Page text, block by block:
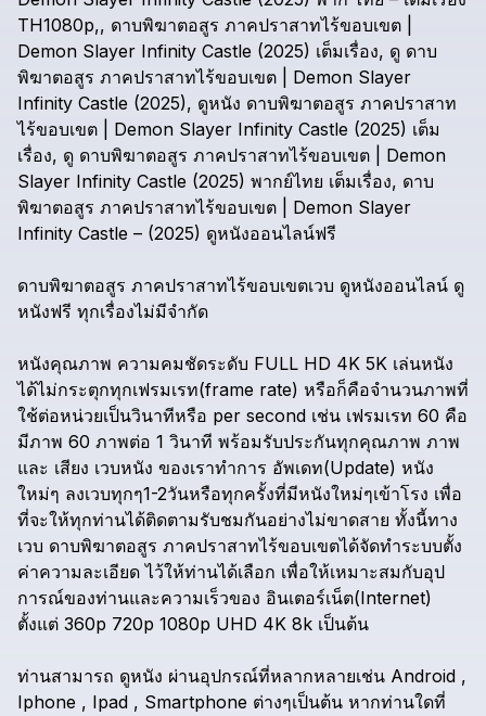
TH1080p,, ดาบพิฆาตอสูร ภาคปราสาทไร้ขอบเขต
Demon Slayer Infinity Castle (2025) เต็มเรื่อง, ดู ดาบ
พิฆาตอสูร ภาคปราสาทไร้ขอบเขต Demon Slayer
Infinity Castle (2025), ดูหนัง ดาบพิฆาตอสูร ภาคปราสาท
ไร้ขอบเขต
Demon Slayer Infinity Castle (2025) เต็ม
เรื่อง, ดู ดาบพิฆาตอสูร ภาคปราสาทไร้ขอบเขต
Demon
Slayer Infinity Castle (2025) พากย์ไทย เต็มเรื่อง, ดาบ
พิฆาตอสูร ภาคปราสาทไร้ขอบเขต Demon Slayer
Infinity Castle – (2025) ดูหนังออนไลน์ฟรี
ดาบพิฆาตอสูร ภาคปราสาทไร้ขอบเขตเวบ ดูหนังออนไลน์ ดู
หนังฟรี ทุกเรื่องไม่มีจำกัด
หนังคุณภาพ ความคมชัดระดับ FULL HD 4K 5K เล่นหนัง
ได้ไม่กระตุกทุกเฟรมเรท(frame rate) หรือก็คือจำนวนภาพที่
ใช้ต่อหน่วยเป็นวินาทีหรือ per second เช่น เฟรมเรท 60 คือ
มีภาพ 60 ภาพต่อ 1 วินาที พร้อมรับประกันทุกคุณภาพ ภาพ
และ เสียง เวบหนัง ของเราทำการ อัพเดท(Update) หนัง
ใหม่ๆ ลงเวบทุกๆ1-2วันหรือทุกครั้งที่มีหนังใหม่ๆเข้าโรง เพื่อ
ที่จะให้ทุกท่านได้ติดตามรับชมกันอย่างไม่ขาดสาย ทั้งนี้ทาง
เวบ ดาบพิฆาตอสูร ภาคปราสาทไร้ขอบเขตได้จัดทำระบบตั้ง
ค่าความละเอียด ไว้ให้ท่านได้เลือก เพื่อให้เหมาะสมกับอุป
การณ์ของท่านและความเร็วของ อินเตอร์เน็ต(Internet)
ตั้งแต่ 360p 720p 1080p UHD 4K 8k เป็นต้น
ท่านสามารถ ดูหนัง ผ่านอุปกรณ์ที่หลากหลายเช่น Android ,
Iphone , Ipad , Smartphone ต่างๆเป็นต้น หากท่านใดที่